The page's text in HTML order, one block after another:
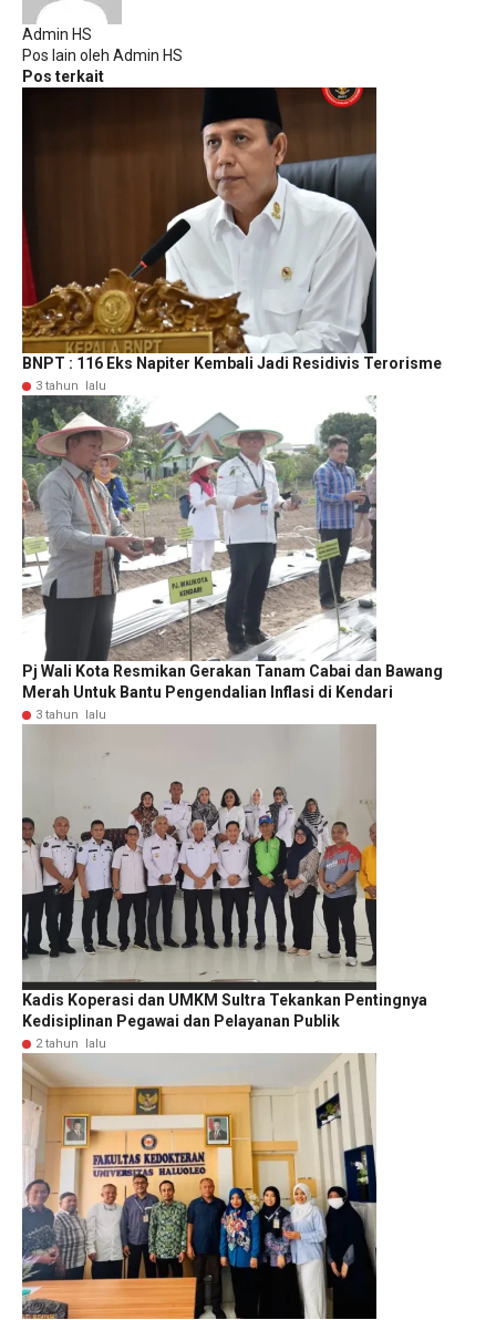
Admin HS
Pos lain oleh Admin HS
Pos terkait
BNPT : 116 Eks Napiter Kembali Jadi Residivis Terorisme
3 tahun lalu
Pj Wali Kota Resmikan Gerakan Tanam Cabai dan Bawang
Merah Untuk Bantu Pengendalian Inflasi di Kendari
3 tahun lalu
Kadis Koperasi dan UMKM Sultra Tekankan Pentingnya
Kedisiplinan Pegawai dan Pelayanan Publik
2 tahun lalu